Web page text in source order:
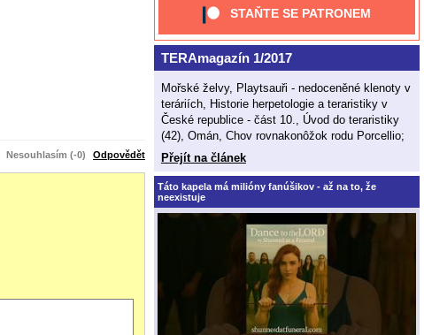
Nesouhlasím (-0) Odpovědět
STAŇTE SE PATRONEM
TERAmagazín 1/2017
Mořské želvy, Playtsauři - nedoceněné klenoty v
teráriích, Historie herpetologie a teraristiky v
České republice - část 10., Úvod do teraristiky
(42), Omán, Chov rovnakonôžok rodu Porcellio;
Přejít na článek
Táto kapela má milióny fanúšikov - až na to, že
neexistuje